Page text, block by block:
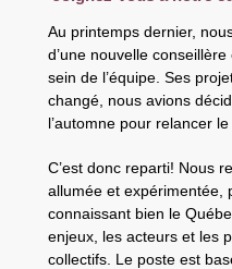
Au printemps dernier,
d’une nouvelle
sein de l’équipe. Ses
changé, nous avions
l’automne pour relancer le
C’est donc reparti! Nous
allumée et expérimentée,
connaissant bien le
enjeux, les acteurs et les
collectifs. Le poste est